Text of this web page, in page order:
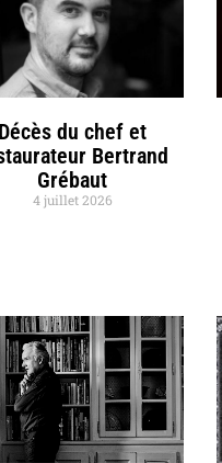
Décès du chef et
Bertrand
Grébaut
4 juillet 2026